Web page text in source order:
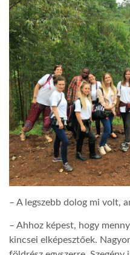
– A legszebb dolog mi volt,
– Ahhoz képest, hogy
kincsei elképesztőek.